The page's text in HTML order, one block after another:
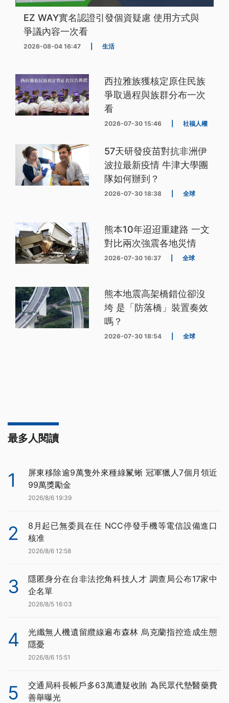
EZ WAY實名認證引發個資疑慮 使用方式與
爭議內容一次看
2026-08-04 16:47 生活
西拉雅族獲核定原住民族
爭取過程與族群分布一次
看
2026-07-30 15:46 社福人權
57天研發疫苗對抗非洲伊
波拉最新疫情 牛津大學團
隊如何辦到？
2026-07-30 18:38 全球
熊本10年迢迢重建路 一文
對比兩次強震各地災情
2026-07-30 16:37 全球
熊本地震高架橋錯位卻沒
垮 是「防落橋」裝置奏效
嗎？
2026-07-30 18:54 全球
最多人閱讀
1
屏東移除逾9萬隻外來種綠鬣蜥 冠軍獵人7個月領近
99萬獎勵金
2026/8/6 19:39
2
8月起已無委員在任 NCC停發手機等電信設備進口
核准
2026/8/6 12:58
3
隱匿身分在台非法挖角科技人才 調查局公布17家中
企名單
2026/8/5 16:03
4
光纖無人機遺留纜線遍布森林 烏克蘭指控造成生態
隱憂
2026/8/6 15:51
5
交通局科長帳戶多63萬遭疑收賄 為民眾代墊醫藥費
善舉曝光